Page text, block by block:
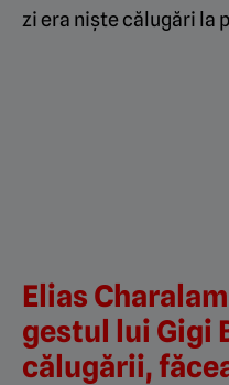
zi era niște călugări la
Elias
gestul lui Gigi
călugării,